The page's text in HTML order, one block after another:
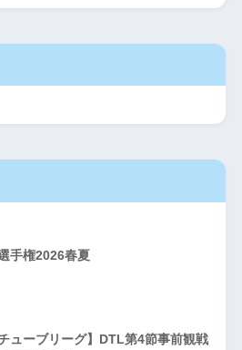
手権2026春夏
チューブリーグ】DTL第4節事前観戦